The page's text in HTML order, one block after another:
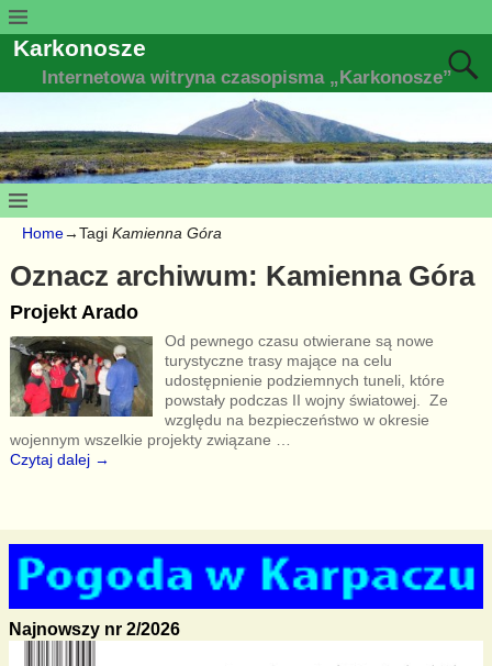
Karkonosze
Internetowa witryna czasopisma „Karkonosze”
Home→Tagi Kamienna Góra
Oznacz archiwum: Kamienna Góra
Projekt Arado
Od pewnego czasu otwierane są nowe
turystyczne trasy mające na celu
udostępnienie podziemnych tuneli, które
powstały podczas II wojny światowej. Ze
względu na bezpieczeństwo w okresie
wojennym wszelkie projekty związane …
Czytaj dalej →
Najnowszy nr 2/2026